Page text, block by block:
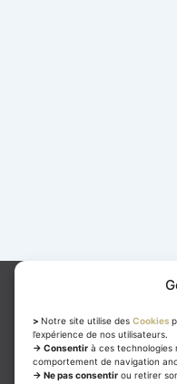
> Notre site utilise des Cookies
l’expérience de nos utilisateurs.
→ Consentir à ces technologies
comportement de navigation
→ Ne pas consentir ou retirer